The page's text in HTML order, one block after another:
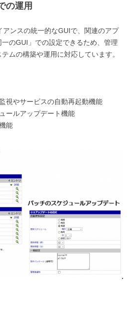
の運用
アンスの統一的なGUIで、関連のアプ
のGUI」での設定できるため、管理
ムの構築や運用に対応しています。
視やサービスの自動再起動機能
ールアップデート機能
能